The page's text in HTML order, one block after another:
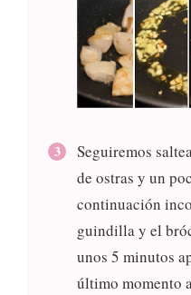
Seguiremos
de ostras y un
continuación
guindilla y el
unos 5 minutos
último momento